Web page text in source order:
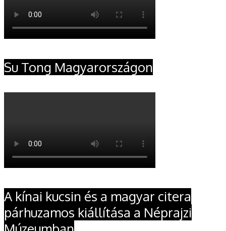
Su Tong Magyarországon
A kínai kucsin és a magyar citera
párhuzamos kiállítása a Néprajzi